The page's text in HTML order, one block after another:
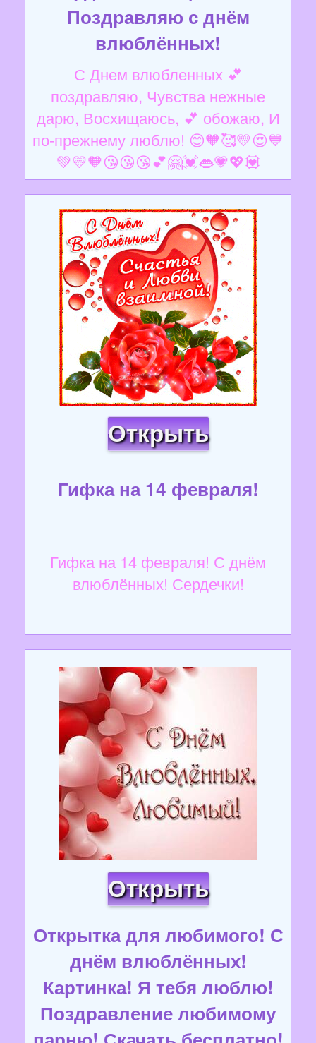
Поздравляю с днём
влюблённых!
С Днем влюбленных 💕
поздравляю, Чувства нежные
дарю, Восхищаюсь, 💕 обожаю, И
по-прежнему люблю! 😊🧡🥰💛😍💙
💚💛🧡😘😘😘💕🤗💓👄💗💖💟
Открыть
Гифка на 14 февраля!
Гифка на 14 февраля! С днём
влюблённых! Сердечки!
Открыть
Открытка для любимого! С
днём влюблённых!
Картинка! Я тебя люблю!
Поздравление любимому